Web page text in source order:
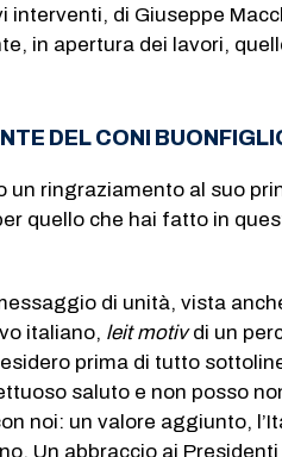
interventi, di Giuseppe
in apertura dei lavori,
DEL CONI
un ringraziamento al suo
quello che hai fatto in
di unità, vista
italiano, leit motivdi un
prima di tutto
saluto e non posso
noi: un valore aggiunto,
Un abbraccio ai Presidenti